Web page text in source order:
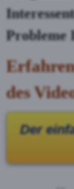
Probleme
des
Der